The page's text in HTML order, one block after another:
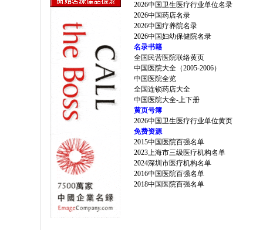
2026中国卫生医疗行业单位名录
2026中国药店名录
2026中国疗养院名录
2026中国妇幼保健院名录
名录书籍
全国民营医院联络黄页
中国医院大全（2005-2006）
中国医院全览
全国连锁药店大全
中国医院大全-上下册
黄页号簿
2026中国卫生医疗行业单位黄页
免费资源
2015中国医院百强名单
2023上海市三级医疗机构名单
2024深圳市医疗机构名单
2016中国医院百强名单
2018中国医院百强名单